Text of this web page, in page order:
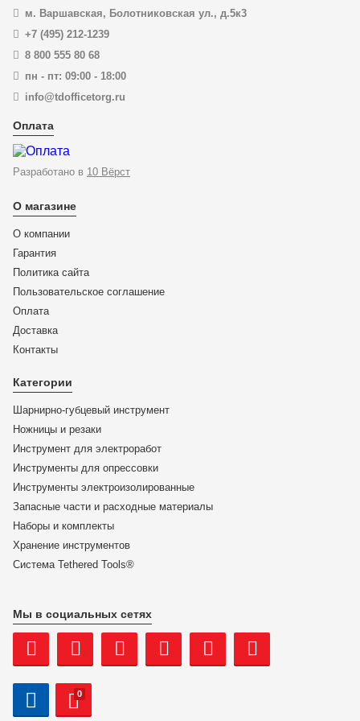
7401180
ЦЕНА:
5 390₽
В корзину
м. Варшавская, Болотниковская ул., д.5к3
+7 (495) 212-1239
8 800 555 80 68
пн - пт: 09:00 - 18:00
info@tdofficetorg.ru
Оплата
Разработано в 10 Вёрст
О магазине
О компании
Гарантия
Политика сайта
Пользовательское соглашение
Оплата
Доставка
Контакты
Категории
Шарнирно-губцевый инструмент
Ножницы и резаки
Инструмент для электроработ
Инструменты для опрессовки
Инструменты электроизолированные
Запасные части и расходные материалы
Наборы и комплекты
Хранение инс­тру­мен­тов
Система Tethered Tools®
Мы в социальных сетях
0